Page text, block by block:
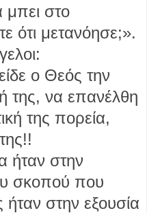
μπει στο
ότι μετανόησε;».
ο Θεός την
της, να επανέλθη
της πορεία,
ήταν στην
σκοπού που
στην εξουσία